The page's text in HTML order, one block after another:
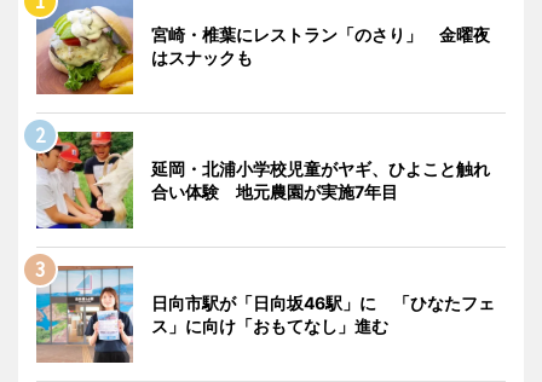
宮崎・椎葉にレストラン「のさり」 金曜夜
はスナックも
延岡・北浦小学校児童がヤギ、ひよこと触れ
合い体験 地元農園が実施7年目
日向市駅が「日向坂46駅」に 「ひなたフェ
ス」に向け「おもてなし」進む